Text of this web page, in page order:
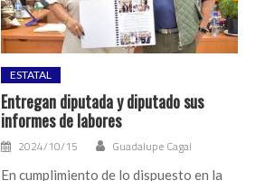
ESTATAL
Entregan diputada y diputado sus
informes de labores
2024/10/15 Guadalupe Cagal
En cumplimiento de lo dispuesto en la